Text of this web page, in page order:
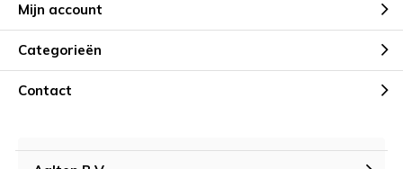
Mijn account
Categorieën
Contact